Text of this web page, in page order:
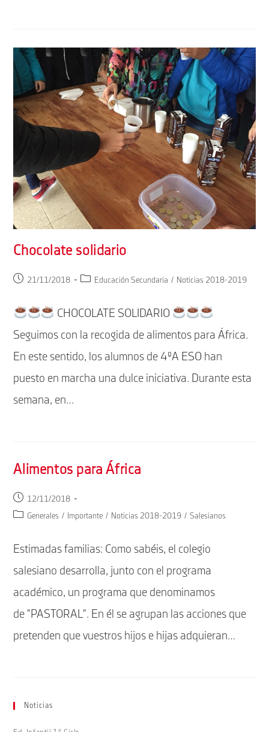
Chocolate solidario
Publicación
entrada:
21/11/2018
Categoría
entrada:
Educación Secundaria / Noticias 2018-2019
CHOCOLATE SOLIDARIO
Seguimos con la recogida de alimentos para África.
En este sentido, los alumnos de 4ºA ESO han
puesto en marcha una dulce iniciativa. Durante esta
semana, en…
Alimentos para África
Publicación
de
12/11/2018
Categoría
entrada:
Generales / Importante / Noticias 2018-2019 / Salesianos
Estimadas familias: Como sabéis, el colegio
salesiano desarrolla, junto con el programa
académico, un programa que denominamos
de "PASTORAL". En él se agrupan las acciones que
pretenden que vuestros hijos e hijas adquieran…
Noticias